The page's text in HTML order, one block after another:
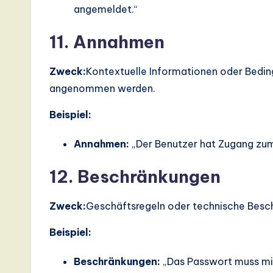
angemeldet.“
11. Annahmen
Zweck:Kontextuelle Informationen oder
angenommen werden.
Beispiel:
Annahmen: „Der Benutzer hat Zugang
12. Beschränkungen
Zweck:Geschäftsregeln oder technische
Beispiel:
Beschränkungen: „Das Passwort muss